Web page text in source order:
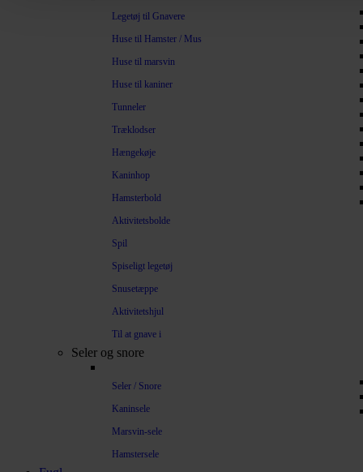
Legetøj til Gnavere
Huse til Hamster / Mus
Huse til marsvin
Huse til kaniner
Tunneler
Træklodser
Hængekøje
Kaninhop
Hamsterbold
Aktivitetsbolde
Spil
Spiseligt legetøj
Snusetæppe
Aktivitetshjul
Til at gnave i
Seler og snore
Seler / Snore
Kaninsele
Marsvin-sele
Hamstersele